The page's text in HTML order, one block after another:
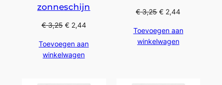
zonneschijn
€3,25 €2,44
Toevoegen aan
winkelwagen
€3,25 € 2,44
Toevoegen aan
winkelwagen